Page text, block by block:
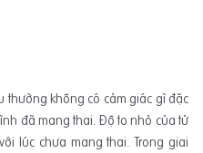
thường không có cảm giác gì đặc
đã mang thai. Độ to nhỏ của tử
lúc chưa mang thai. Trong giai